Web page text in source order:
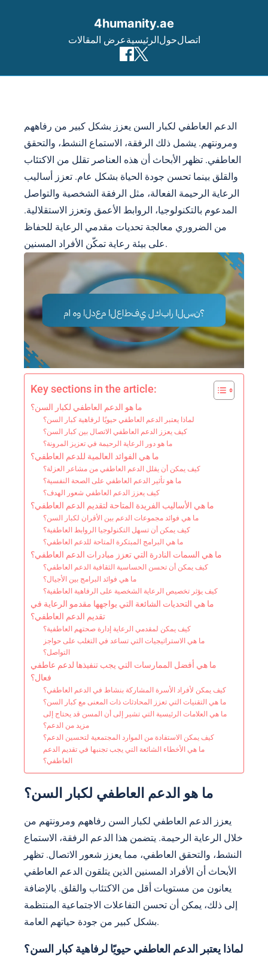
4humanity.ae
عرض المقالاتالرئيسيةحولاتصال
الدعم العاطفي لكبار السن يعزز بشكل كبير من رفاههم
ومرونتهم. يشمل ذلك الرفقة، الاستماع النشط، والتحقق
العاطفي. تظهر الأبحاث أن هذه العناصر تقلل من الاكتئاب
والقلق بينما تحسن جودة الحياة بشكل عام. تعزز أساليب
الرعاية الرحيمة الفعالة، مثل الرفقة الشخصية والتواصل
المدعوم بالتكنولوجيا، الروابط الأعمق وتعزز الاستقلالية.
من الضروري معالجة تحديات مقدمي الرعاية للحفاظ
على بيئة رعاية تمكّن الأفراد المسنين.
Key sections in the article:
ما هو الدعم العاطفي لكبار السن؟
لماذا يعتبر الدعم العاطفي حيويًا لرفاهية كبار السن؟
كيف يعزز الدعم العاطفي الاتصال بين كبار السن؟
ما هو دور الرعاية الرحيمة في تعزيز المرونة؟
ما هي الفوائد العالمية للدعم العاطفي؟
كيف يمكن أن يقلل الدعم العاطفي من مشاعر العزلة؟
ما هو تأثير الدعم العاطفي على الصحة النفسية؟
كيف يعزز الدعم العاطفي شعور الهدف؟
ما هي الأساليب الفريدة المتاحة لتقديم الدعم العاطفي؟
ما هي فوائد مجموعات الدعم بين الأقران لكبار السن؟
كيف يمكن أن تسهل التكنولوجيا الروابط العاطفية؟
ما هي البرامج المبتكرة المتاحة للدعم العاطفي؟
ما هي السمات النادرة التي تعزز مبادرات الدعم العاطفي؟
كيف يمكن أن تحسن الحساسية الثقافية الدعم العاطفي؟
ما هي فوائد البرامج بين الأجيال؟
كيف يؤثر تخصيص الرعاية الشخصية على الرفاهية العاطفية؟
ما هي التحديات الشائعة التي يواجهها مقدمو الرعاية في
تقديم الدعم العاطفي؟
كيف يمكن لمقدمي الرعاية إدارة صحتهم العاطفية؟
ما هي الاستراتيجيات التي تساعد في التغلب على حواجز
التواصل؟
ما هي أفضل الممارسات التي يجب تنفيذها لدعم عاطفي
فعال؟
كيف يمكن لأفراد الأسرة المشاركة بنشاط في الدعم العاطفي؟
ما هي التقنيات التي تعزز المحادثات ذات المعنى مع كبار السن؟
ما هي العلامات الرئيسية التي تشير إلى أن المسن قد يحتاج إلى
مزيد من الدعم؟
كيف يمكن الاستفادة من الموارد المجتمعية لتحسين الدعم؟
ما هي الأخطاء الشائعة التي يجب تجنبها في تقديم الدعم
العاطفي؟
ما هو الدعم العاطفي لكبار السن؟
يعزز الدعم العاطفي لكبار السن رفاههم ومرونتهم من
خلال الرعاية الرحيمة. يتضمن هذا الدعم الرفقة، الاستماع
النشط، والتحقق العاطفي، مما يعزز شعور الاتصال. تظهر
الأبحاث أن الأفراد المسنين الذين يتلقون الدعم العاطفي
يعانون من مستويات أقل من الاكتئاب والقلق. بالإضافة
إلى ذلك، يمكن أن تحسن التفاعلات الاجتماعية المنتظمة
بشكل كبير من جودة حياتهم العامة.
لماذا يعتبر الدعم العاطفي حيويًا لرفاهية كبار السن؟